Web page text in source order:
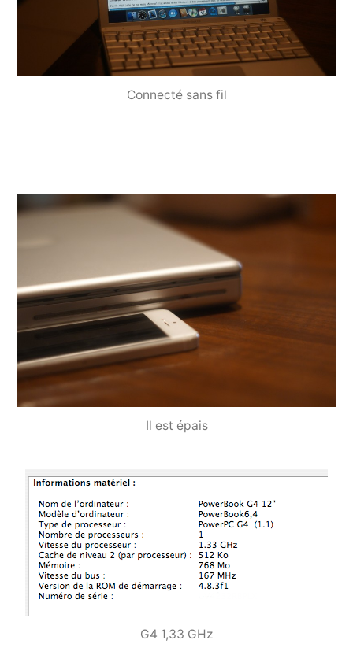
Connecté sans fil
Il est épais
G4 1,33 GHz